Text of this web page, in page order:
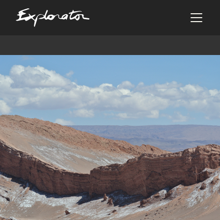
Les pays
AFRIQUE DU SUD
ALBANIE
ALGÉRIE
ANGOLA
ARABIE SAOUDITE
ARGENTINE
ARMÉNIE
AZERBAÏDJAN
BANGLADESH
BÉNIN